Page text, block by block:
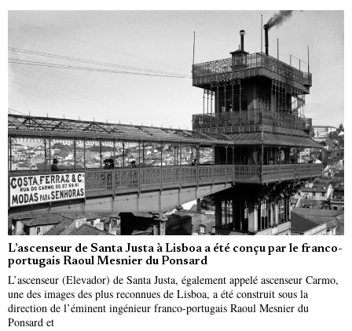
L’ascenseur de Santa Justa à Lisboa a été conçu par le franco-
portugais Raoul Mesnier du Ponsard
L’ascenseur (Elevador) de Santa Justa, également appelé ascenseur Carmo,
une des images des plus reconnues de Lisboa, a été construit sous la
direction de l’éminent ingénieur franco-portugais Raoul Mesnier du
Ponsard et